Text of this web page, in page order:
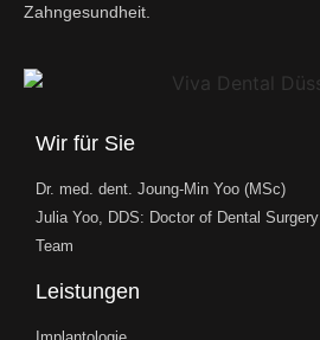
Zahngesundheit.
Wir für Sie
Dr. med. dent. Joung-Min Yoo (MSc)
Julia Yoo, DDS: Doctor of Dental Surgery
Team
Leistungen